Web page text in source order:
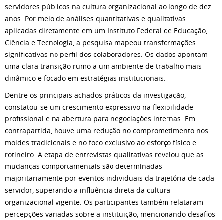
servidores públicos na cultura organizacional ao longo de dez
anos. Por meio de análises quantitativas e qualitativas
aplicadas diretamente em um Instituto Federal de Educação,
Ciência e Tecnologia, a pesquisa mapeou transformações
significativas no perfil dos colaboradores. Os dados apontam
uma clara transição rumo a um ambiente de trabalho mais
dinâmico e focado em estratégias institucionais.
Dentre os principais achados práticos da investigação,
constatou-se um crescimento expressivo na flexibilidade
profissional e na abertura para negociações internas. Em
contrapartida, houve uma redução no comprometimento nos
moldes tradicionais e no foco exclusivo ao esforço físico e
rotineiro. A etapa de entrevistas qualitativas revelou que as
mudanças comportamentais são determinadas
majoritariamente por eventos individuais da trajetória de cada
servidor, superando a influência direta da cultura
organizacional vigente. Os participantes também relataram
percepções variadas sobre a instituição, mencionando desafios